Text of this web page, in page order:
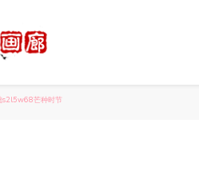
s2l5w68芒种时节